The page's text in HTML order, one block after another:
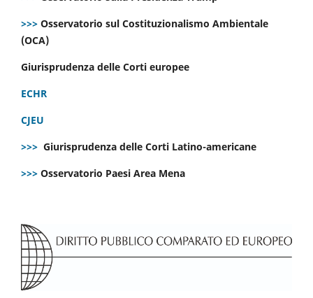
>>> Osservatorio sul Costituzionalismo Ambientale
(OCA)
Giurisprudenza delle Corti europee
ECHR
CJEU
>>> Giurisprudenza delle Corti Latino-americane
>>> Osservatorio Paesi Area Mena